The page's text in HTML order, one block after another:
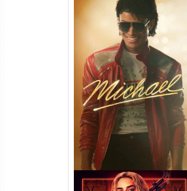
Michael Torrent (2026) WEB-
DL 1080p/4K Dual Áudio